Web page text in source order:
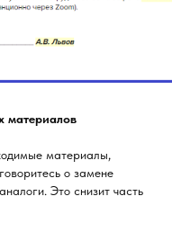
материалов
материалы,
о замене
Это снизит часть